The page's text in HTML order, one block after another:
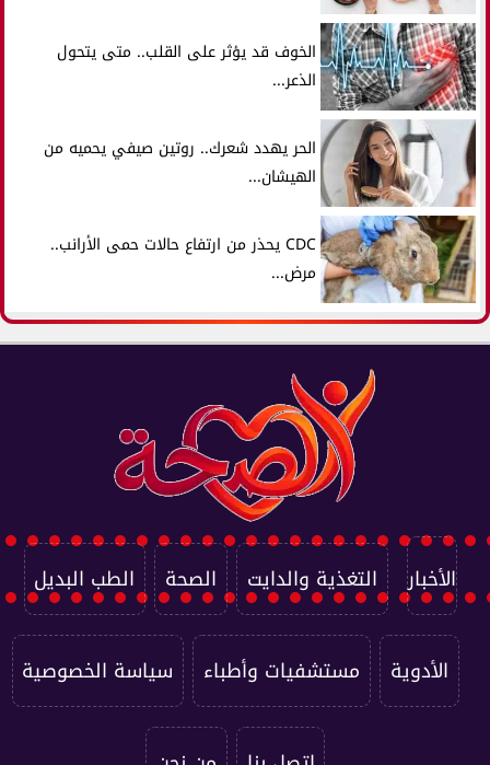
الخوف قد يؤثر على القلب.. متى يتحول
الذعر...
الحر يهدد شعرك.. روتين صيفي يحميه من
الهيشان...
CDC يحذر من ارتفاع حالات حمى الأرانب..
مرض...
الأخبار التغذية والدايت الصحة الطب البديل
الأدوية مستشفيات وأطباء سياسة الخصوصية